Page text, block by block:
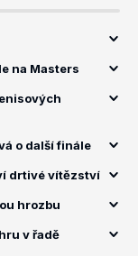
na Masters
o další finále
drtivé vítězství
hrozbu
v řadě